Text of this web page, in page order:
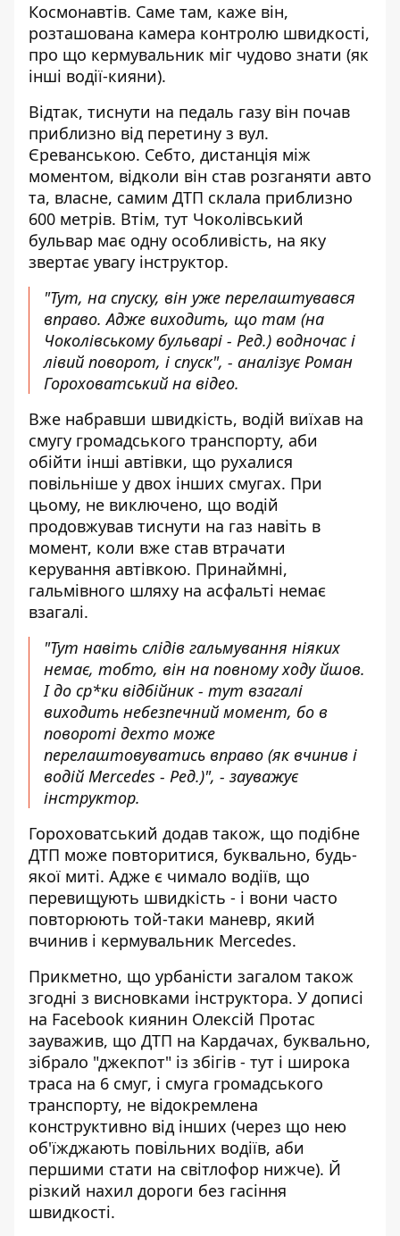
Космонавтів. Саме там, каже він,
розташована камера контролю швидкості,
про що кермувальник міг чудово знати (як
інші водії-кияни).
Відтак, тиснути на педаль газу він почав
приблизно від перетину з вул.
Єреванською. Себто, дистанція між
моментом, відколи він став розганяти авто
та, власне, самим ДТП склала приблизно
600 метрів. Втім, тут Чоколівський
бульвар має одну особливість, на яку
звертає увагу інструктор.
"Тут, на спуску, він уже перелаштувався
вправо. Адже виходить, що там (на
Чоколівському бульварі - Ред.) водночас і
лівий поворот, і спуск", - аналізує Роман
Гороховатський на відео.
Вже набравши швидкість, водій виїхав на
смугу громадського транспорту, аби
обійти інші автівки, що рухалися
повільніше у двох інших смугах. При
цьому, не виключено, що водій
продовжував тиснути на газ навіть в
момент, коли вже став втрачати
керування автівкою. Принаймні,
гальмівного шляху на асфальті немає
взагалі.
"Тут навіть слідів гальмування ніяких
немає, тобто, він на повному ходу йшов.
І до ср*ки відбійник - тут взагалі
виходить небезпечний момент, бо в
повороті дехто може
перелаштовуватись вправо (як вчинив і
водій Mercedes - Ред.)", - зауважує
інструктор.
Гороховатський додав також, що подібне
ДТП може повторитися, буквально, будь-
якої миті. Адже є чимало водіїв, що
перевищують швидкість - і вони часто
повторюють той-таки маневр, який
вчинив і кермувальник Mercedes.
Прикметно, що урбаністи загалом також
згодні з висновками інструктора. У дописі
на Facebook киянин Олексій Протас
зауважив, що ДТП на Кардачах, буквально,
зібрало "джекпот" із збігів - тут і широка
траса на 6 смуг, і смуга громадського
транспорту, не відокремлена
конструктивно від інших (через що нею
об'їжджають повільних водіїв, аби
першими стати на світлофор нижче). Й
різкий нахил дороги без гасіння
швидкості.